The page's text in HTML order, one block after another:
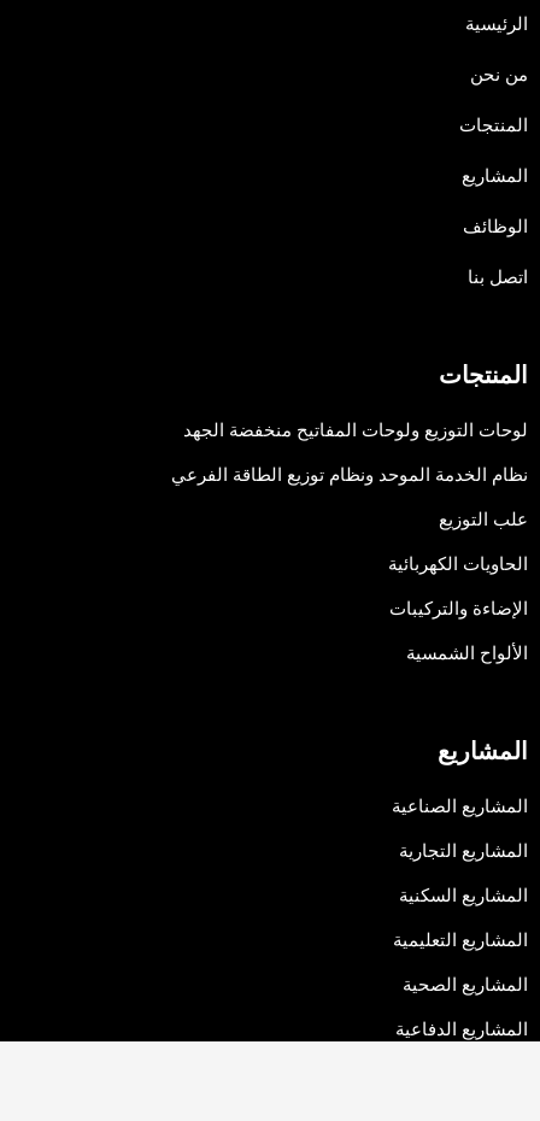
الرئيسية
من نحن
المنتجات
المشاريع
الوظائف
اتصل بنا
المنتجات
لوحات التوزيع ولوحات المفاتيح منخفضة الجهد
نظام الخدمة الموحد ونظام توزيع الطاقة الفرعي
علب التوزيع
الحاويات الكهربائية
الإضاءة والتركيبات
الألواح الشمسية
المشاريع
المشاريع الصناعية
المشاريع التجارية
المشاريع السكنية
المشاريع التعليمية
المشاريع الصحية
المشاريع الدفاعية